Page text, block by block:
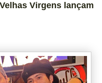
Virgens lançam